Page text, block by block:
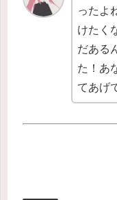
ったよ
けたく
だある
た！あ
てあげ